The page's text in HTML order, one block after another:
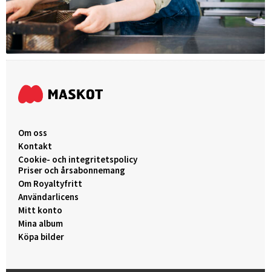
Om oss
Kontakt
Cookie- och integritetspolicy
Priser och årsabonnemang
Om Royaltyfritt
Användarlicens
Mitt konto
Mina album
Köpa bilder